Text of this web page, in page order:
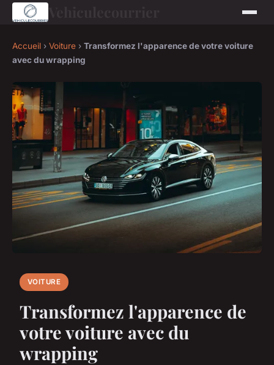
Accueil › Voiture › Transformez l'apparence de votre voiture
avec du wrapping
VOITURE
Transformez l'apparence de
votre voiture avec du
wrapping